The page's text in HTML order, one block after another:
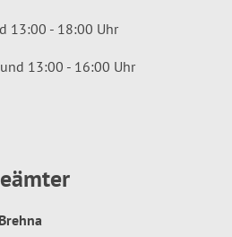
13:00 - 18:00 Uhr
13:00 - 16:00 Uhr